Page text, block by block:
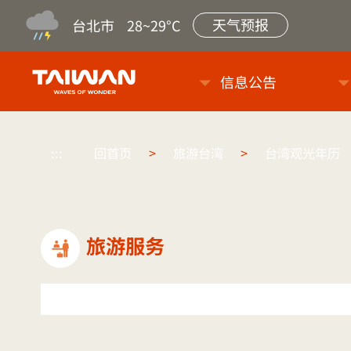
台北市 28~29°C
天气预报
台旅会北京办事处-台湾观光信
信息公告
::: 回首页 > 旅游台湾 > 台湾观光年历
旅游服务